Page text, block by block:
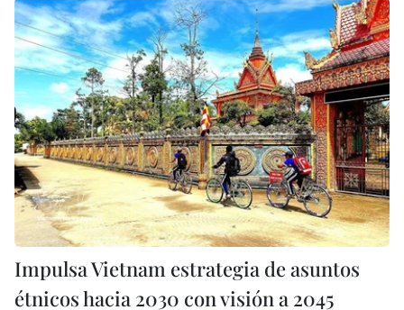
Impulsa Vietnam estrategia de asuntos
étnicos hacia 2030 con visión a 2045